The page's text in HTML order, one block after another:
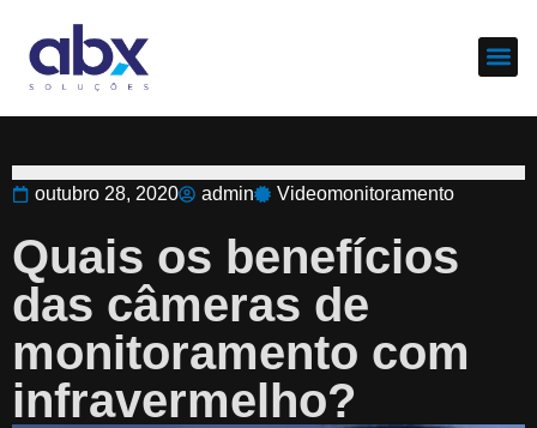
outubro 28, 2020 admin Videomonitoramento
Quais os benefícios
das câmeras de
monitoramento com
infravermelho?